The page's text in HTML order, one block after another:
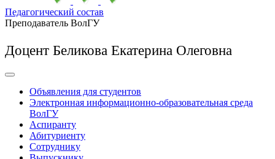
Педагогический состав
Преподаватель ВолГУ
Доцент Беликова Екатерина Олеговна
Объявления для студентов
Электронная информационно-образовательная среда
ВолГУ
Аспиранту
Абитуриенту
Сотруднику